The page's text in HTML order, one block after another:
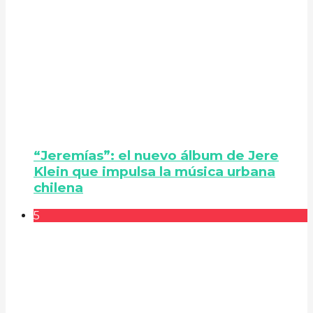
“Jeremías”: el nuevo álbum de Jere
Klein que impulsa la música urbana
chilena
5